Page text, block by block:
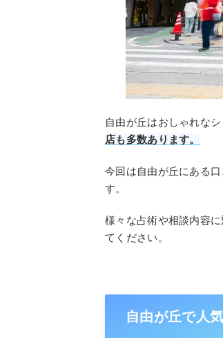
自由が丘はおしゃれな
店も多数あります。
今回は自由が丘にある
す。
様々な占術や相談内容
てください。
自由が丘で人